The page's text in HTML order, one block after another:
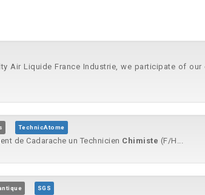
Air Liquide France Industrie, we participate of
TechnicAtome
de Cadarache un Technicien Chimiste (F/H...
SGS